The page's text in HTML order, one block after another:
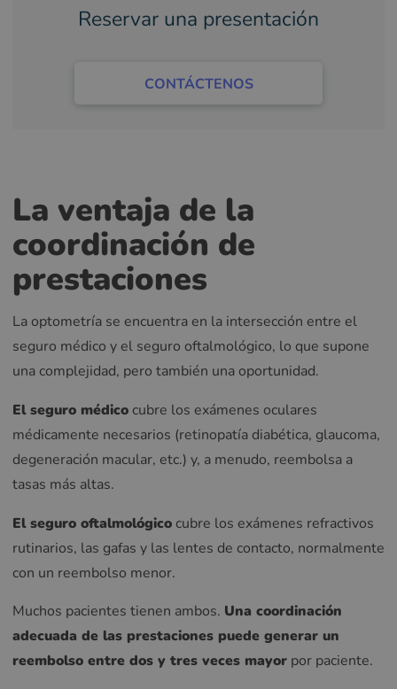
Reservar una presentación
CONTÁCTENOS
La ventaja de la
coordinación de
prestaciones
La optometría se encuentra en la intersección entre el
seguro médico y el seguro oftalmológico, lo que supone
una complejidad, pero también una oportunidad.
El seguro médico cubre los exámenes oculares
médicamente necesarios (retinopatía diabética, glaucoma,
degeneración macular, etc.) y, a menudo, reembolsa a
tasas más altas.
El seguro oftalmológico cubre los exámenes refractivos
rutinarios, las gafas y las lentes de contacto, normalmente
con un reembolso menor.
Muchos pacientes tienen ambos. Una coordinación
adecuada de las prestaciones puede generar un
reembolso entre dos y tres veces mayor por paciente.